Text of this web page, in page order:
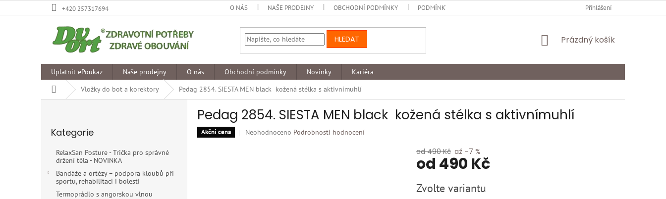
na
+420 257317694 O NÁS NAŠE PRODEJNY OBCHODNÍ PODMÍNKY PODMÍNKY OCHRANY OSOBNÍCH ÚDAJŮ ODSTOUPENÍ OD
Přihlášení
HLEDAT
NÁKUPNÍ
Prázdný košík
Uplatnit ePoukaz Naše prodejny O nás Obchodní podmínky Novinky
Kariéra
Domů Vložky do bot a korektory Pedag 2854. SIESTA MEN black kožená stélka s aktivnímuhlí
kategorie
Kategorie
RelaxSan Posture - Trička pro správné
držení těla - NOVINKA
Bandáže a ortézy – podpora kloubů při
sportu, rehabilitaci i bolesti
Termoprádlo s angorskou vlnou
Pedag 2854. SIESTA MEN black kožená stélka s aktivnímuhlí
Akčni cena
Průměrné
Neohodnoceno Podrobnosti hodnocení
od 490 Kč až –7 %
od 490 Kč
cena:
Zvolte variantu